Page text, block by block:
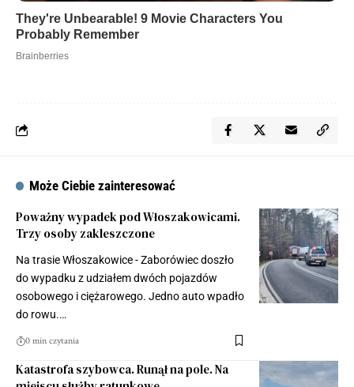
Może Ciebie zainteresować
Poważny wypadek pod Włoszakowicami.
Trzy osoby zakleszczone
Na trasie Włoszakowice - Zaborówiec doszło
do wypadku z udziałem dwóch pojazdów
osobowego i ciężarowego. Jedno auto wpadło
do rowu.…
0 min czytania
Katastrofa szybowca. Runął na pole. Na